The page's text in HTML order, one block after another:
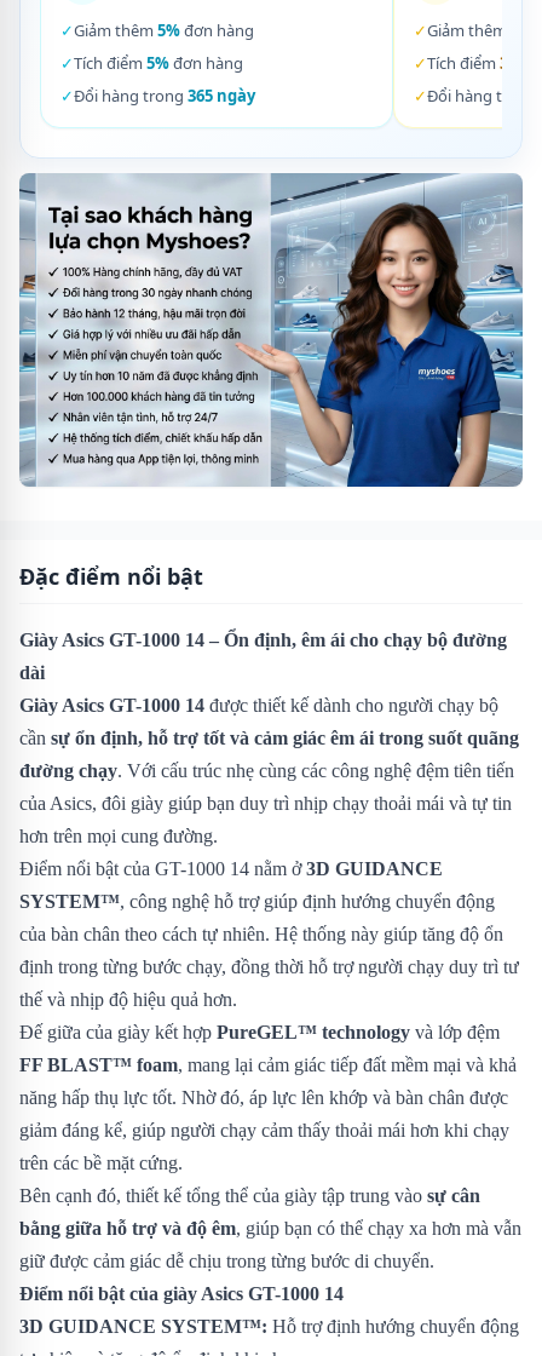
✓Giảm thêm 5%đơn hàng
✓Tích điểm 5%đơn hàng
✓Đổi hàng trong 365 ngày
✓Giảm thêm
✓Tích điểm 3%
✓Đổi hàng trong
Đặc điểm nổi bật
Giày Asics GT-1000 14 – Ổn định, êm ái cho chạy bộ đường
dài
Giày Asics GT-1000 14 được thiết kế dành cho người chạy bộ
cần sự ổn định, hỗ trợ tốt và cảm giác êm ái trong suốt quãng
đường chạy. Với cấu trúc nhẹ cùng các công nghệ đệm tiên tiến
của Asics, đôi giày giúp bạn duy trì nhịp chạy thoải mái và tự tin
hơn trên mọi cung đường.
Điểm nổi bật của GT-1000 14 nằm ở3D GUIDANCE
SYSTEM™, công nghệ hỗ trợ giúp định hướng chuyển động
của bàn chân theo cách tự nhiên. Hệ thống này giúp tăng độ ổn
định trong từng bước chạy, đồng thời hỗ trợ người chạy duy trì tư
thế và nhịp độ hiệu quả hơn.
Đế giữa của giày kết hợp PureGEL™ technology và lớp đệm
FF BLAST™ foam, mang lại cảm giác tiếp đất mềm mại và khả
năng hấp thụ lực tốt. Nhờ đó, áp lực lên khớp và bàn chân được
giảm đáng kể, giúp người chạy cảm thấy thoải mái hơn khi chạy
trên các bề mặt cứng.
Bên cạnh đó, thiết kế tổng thể của giày tập trung vào sự cân
bằng giữa hỗ trợ và độ êm, giúp bạn có thể chạy xa hơn mà vẫn
giữ được cảm giác dễ chịu trong từng bước di chuyển.
Điểm nổi bật của giày Asics GT-1000 14
3D GUIDANCE SYSTEM™: Hỗ trợ định hướng chuyển động